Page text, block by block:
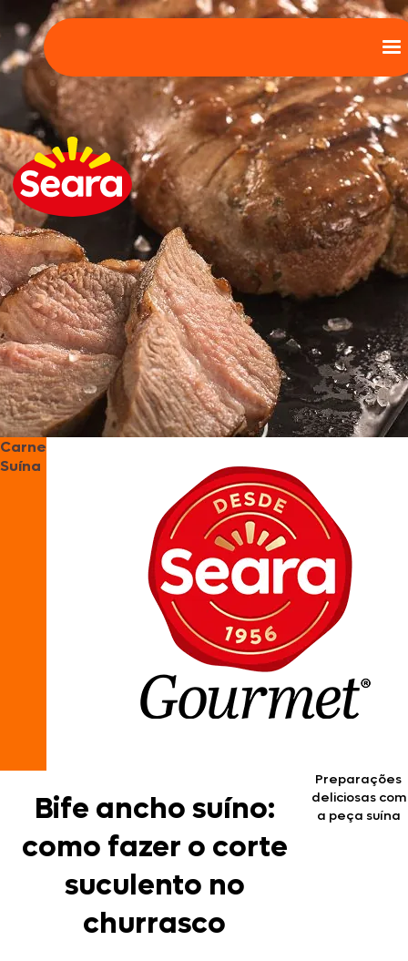
Carne
Suína
Bife ancho suíno:
como fazer o corte
suculento no
churrasco
Preparações
deliciosas com
a peça suína